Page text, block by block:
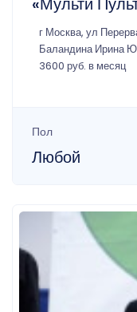
г Москва, ул
Баландина Ирина
3600 руб. в месяц
Пол
Любой